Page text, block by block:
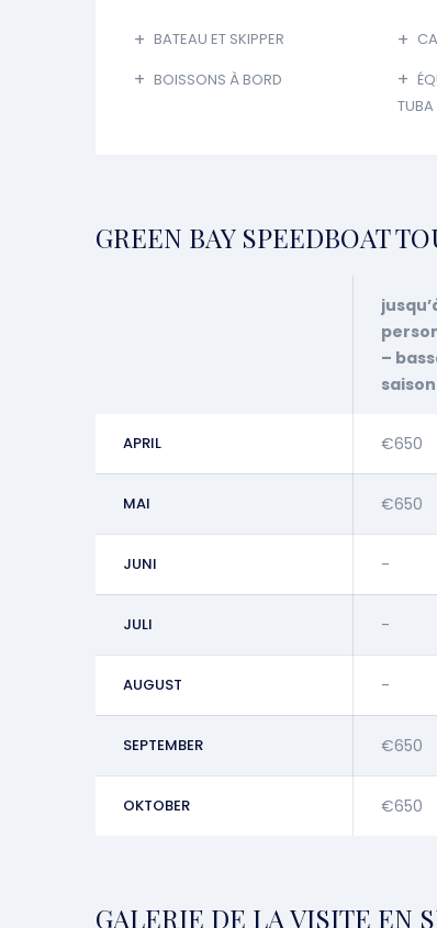
BATEAU ET SKIPPER
BOISSONS À BORD
TUBA
GREEN BAY SPEEDBOAT
–
saison
APRIL €650
MAI €650
JUNI -
JULI -
AUGUST -
SEPTEMBER €650
OKTOBER €650
GALERIE DE LA VISITE EN